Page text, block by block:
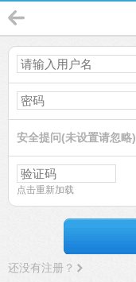
安全提问(未设置请忽略)
点击重新加载
还没有注册？